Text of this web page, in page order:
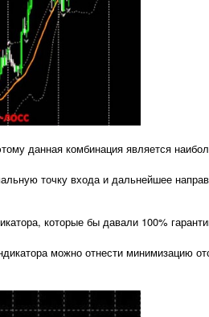
данная комбинация является
точку входа и дальнейшее
которые бы давали 100%
можно отнести минимизацию